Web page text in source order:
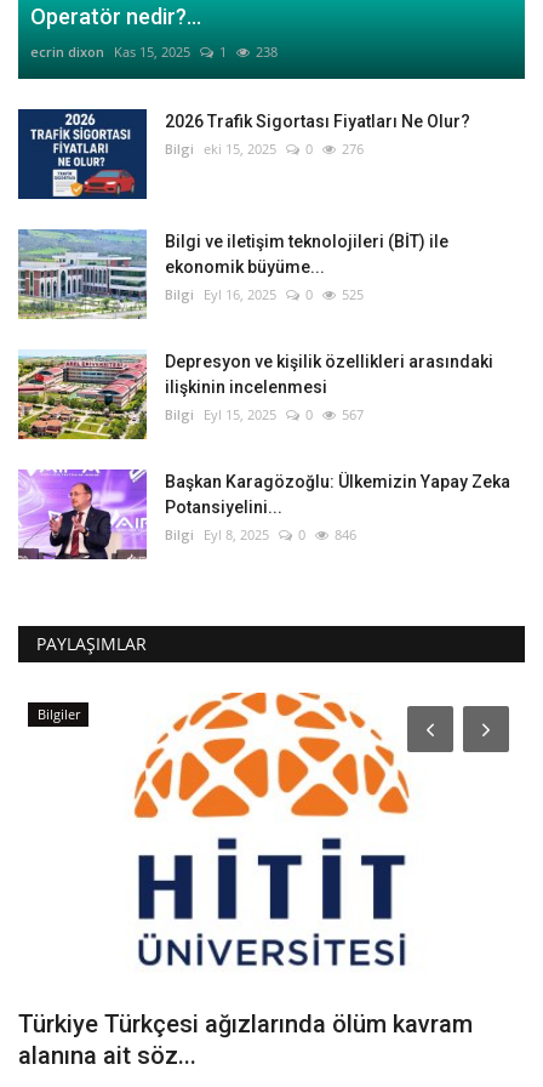
Operatör nedir?...
ecrin dixon Kas 15, 2025 1 238
2026 Trafik Sigortası Fiyatları Ne Olur?
Bilgi eki 15, 2025 0 276
Bilgi ve iletişim teknolojileri (BİT) ile
ekonomik büyüme...
Bilgi Eyl 16, 2025 0 525
Depresyon ve kişilik özellikleri arasındaki
ilişkinin incelenmesi
Bilgi Eyl 15, 2025 0 567
Başkan Karagözoğlu: Ülkemizin Yapay Zeka
Potansiyelini...
Bilgi Eyl 8, 2025 0 846
PAYLAŞIMLAR
Bilgiler
Türkiye Türkçesi ağızlarında ölüm kavram
alanına ait söz...